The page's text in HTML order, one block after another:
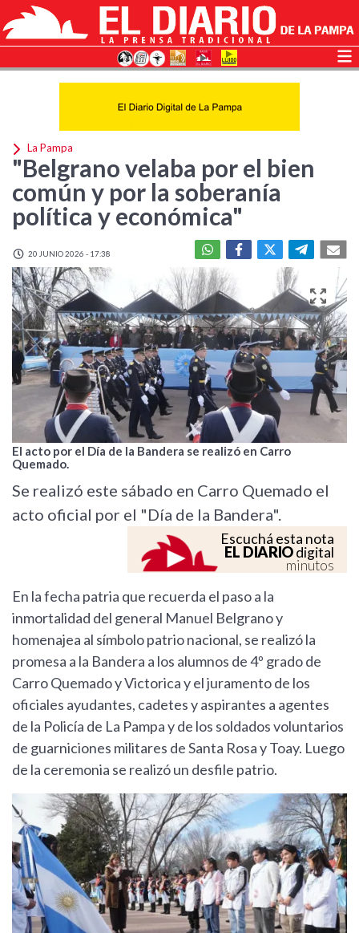
La Pampa
"Belgrano velaba por el bien
común y por la soberanía
política y económica"
20 JUNIO 2026 - 17:38
El acto por el Día de la Bandera se realizó en Carro
Quemado.
Se realizó este sábado en Carro Quemado el
acto oficial por el "Día de la Bandera".
Escuchá esta nota
EL DIARIOdigital
minutos
En la fecha patria que recuerda el paso a la
inmortalidad del general Manuel Belgrano y
homenajea al símbolo patrio nacional, se realizó la
promesa a la Bandera a los alumnos de 4º grado de
Carro Quemado y Victorica y el juramento de los
oficiales ayudantes, cadetes y aspirantes a agentes
de la Policía de La Pampa y de los soldados voluntarios
de guarniciones militares de Santa Rosa y Toay. Luego
de la ceremonia se realizó un desfile patrio.